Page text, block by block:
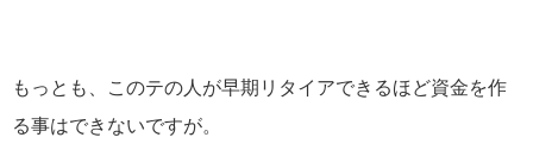
もっとも、このテの人が早期リタイアできるほど資金を作
る事はできないですが。